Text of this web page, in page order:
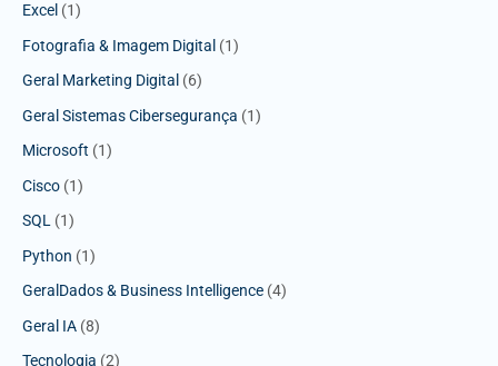
Excel (1)
Fotografia & Imagem Digital (1)
Geral Marketing Digital (6)
Geral Sistemas Cibersegurança (1)
Microsoft (1)
Cisco (1)
SQL (1)
Python (1)
GeralDados & Business Intelligence (4)
Geral IA (8)
Tecnologia (2)